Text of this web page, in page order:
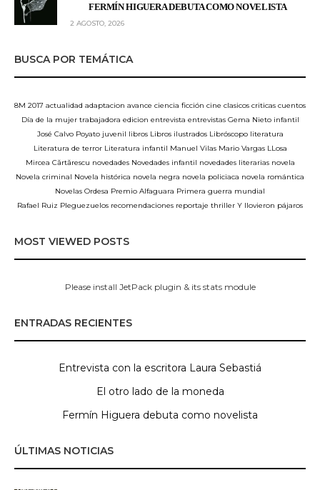
FERMÍN HIGUERA DEBUTA COMO NOVELISTA
2 AGOSTO, 2026
BUSCA POR TEMÁTICA
8M 2017 actualidad adaptacion avance ciencia ficción cine clasicos criticas cuentos
Día de la mujer trabajadora edicion entrevista entrevistas Gema Nieto infantil
José Calvo Poyato juvenil libros Libros ilustrados Libróscopo literatura
Literatura de terror Literatura infantil Manuel Vilas Mario Vargas LLosa
Mircea Cărtărescu novedades Novedades infantil novedades literarias novela
Novela criminal Novela histórica novela negra novela policiaca novela romántica
Novelas Ordesa Premio Alfaguara Primera guerra mundial
Rafael Ruiz Pleguezuelos recomendaciones reportaje thriller Y llovieron pájaros
MOST VIEWED POSTS
Please install JetPack plugin & its stats module
ENTRADAS RECIENTES
Entrevista con la escritora Laura Sebastiá
El otro lado de la moneda
Fermín Higuera debuta como novelista
ÚLTIMAS NOTICIAS